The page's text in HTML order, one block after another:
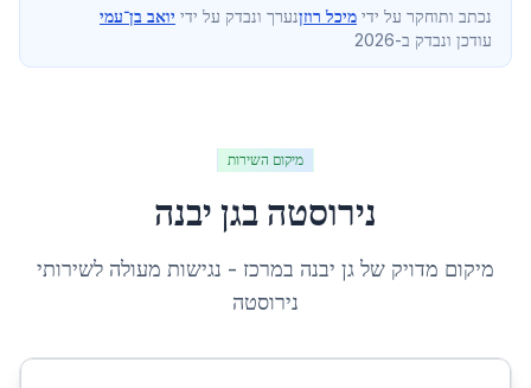
נכתב ותוחקר על ידי מיכל רוזןנערך ונבדק על ידי יואב בן־עמי
עודכן ונבדק ב-2026
מיקום השירות
נירוסטה בגן יבנה
מיקום מדויק של גן יבנה במרכז - נגישות מעולה לשירותי
נירוסטה